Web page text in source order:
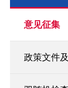
意见征集
政策文件